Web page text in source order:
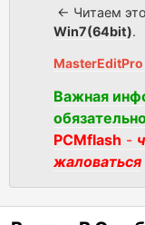
<- Читаем
Win7(64bit).
Важная
PCMflash -
жаловаться